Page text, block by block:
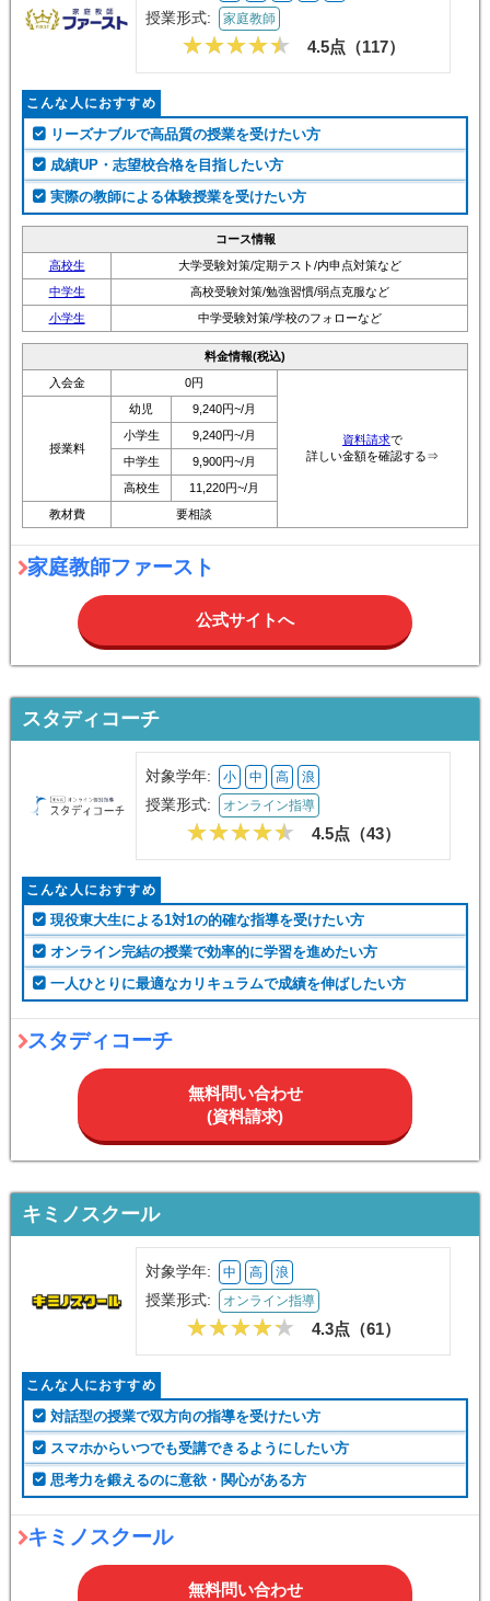
授業形式: 家庭教師
4.5点（117）
こんな人におすすめ
リーズナブルで高品質の授業を受けたい方
成績UP・志望校合格を目指したい方
実際の教師による体験授業を受けたい方
コース情報
高校生
大学受験対策/定期テスト/内申点対策など
中学生
高校受験対策/勉強習慣/弱点克服など
小学生
中学受験対策/学校のフォローなど
料金情報(税込)
入会金
0円
資料請求で
詳しい金額を確認する⇒
授業料
幼児
9,240円~/月
小学生
9,240円~/月
中学生
9,900円~/月
高校生
11,220円~/月
教材費
要相談
家庭教師ファースト
公式サイトへ
スタディコーチ
対象学年: 小 中 高 浪
授業形式: オンライン指導
4.5点（43）
こんな人におすすめ
現役東大生による1対1の的確な指導を受けたい方
オンライン完結の授業で効率的に学習を進めたい方
一人ひとりに最適なカリキュラムで成績を伸ばしたい方
スタディコーチ
無料問い合わせ
(資料請求)
キミノスクール
対象学年: 中 高 浪
授業形式: オンライン指導
4.3点（61）
こんな人におすすめ
対話型の授業で双方向の指導を受けたい方
スマホからいつでも受講できるようにしたい方
思考力を鍛えるのに意欲・関心がある方
キミノスクール
無料問い合わせ